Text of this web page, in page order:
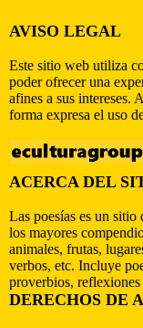
AVISO LEGAL
Este sitio web utiliza
poder ofrecer una
afines a sus intereses.
forma expresa el uso
ACERCA DEL
Las poesías es un sitio
los mayores
animales, frutas,
verbos, etc. Incluye
proverbios,
DERECHOS DE